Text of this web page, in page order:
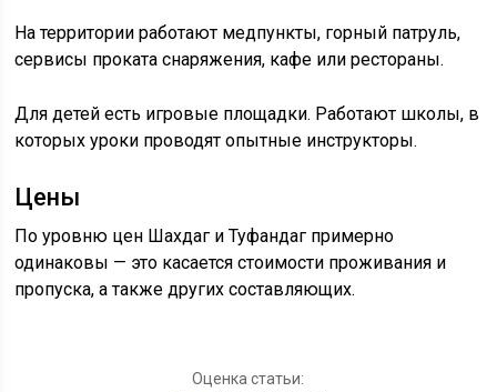
На территории работают медпункты, горный патруль,
сервисы проката снаряжения, кафе или рестораны.
Для детей есть игровые площадки. Работают школы, в
которых уроки проводят опытные инструкторы.
Цены
По уровню цен Шахдаг и Туфандаг примерно
одинаковы — это касается стоимости проживания и
пропуска, а также других составляющих.
Оценка статьи: